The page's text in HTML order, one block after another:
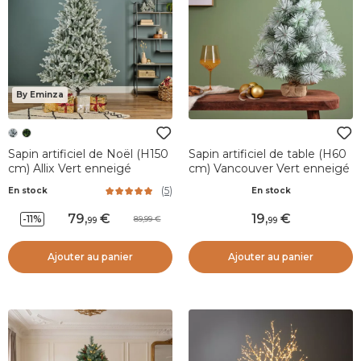
By Eminza
Sapin artificiel de Noël (H150
cm) Allix Vert enneigé
En stock (5)
-11% 79,99 89,99
Ajouter au panier
Sapin artificiel de table (H60
cm) Vancouver Vert enneigé
En stock
19,99
Ajouter au panier